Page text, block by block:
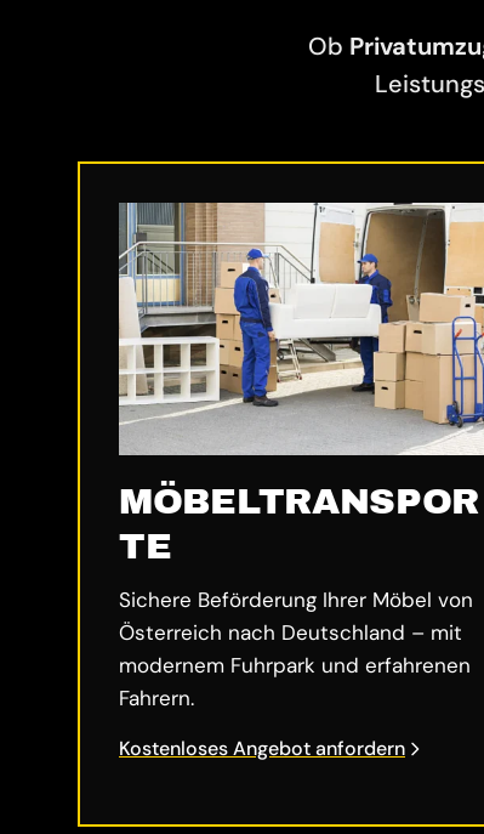
Ob
MÖBELTRANSPOR
TE
Sichere Beförderung Ihrer Möbel von
Österreich nach Deutschland – mit
modernem Fuhrpark und erfahrenen
Fahrern.
Kostenloses Angebot anfordern